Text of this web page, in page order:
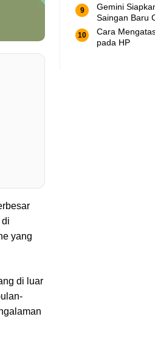
yang
di luar
Gemini
Saingan Baru
Cara
pada HP